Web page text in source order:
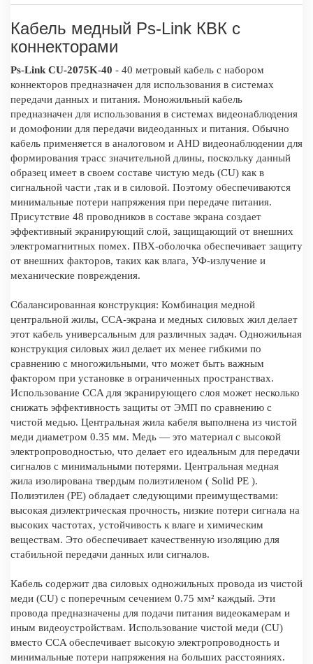
Кабель медный Ps-Link КВК с
коннекторами
Ps-Link CU-2075K-40 - 40 метровый кабель с набором
коннекторов предназначен для использования в системах
передачи данных и питания. Моножильный кабель
предназначен для использования в системах видеонаблюдения
и домофонии для передачи видеоданных и питания. Обычно
кабель применяется в аналоговом и AHD видеонаблюдении для
формирования трасс значительной длины, поскольку данный
образец имеет в своем составе чистую медь (CU) как в
сигнальной части ,так и в силовой. Поэтому обеспечиваются
минимальные потери напряжения при передаче питания.
Присутствие 48 проводников в составе экрана создает
эффективный экранирующий слой, защищающий от внешних
электромагнитных помех. ПВХ-оболочка обеспечивает защиту
от внешних факторов, таких как влага, УФ-излучение и
механические повреждения.
Сбалансированная конструкция: Комбинация медной
центральной жилы, CCA-экрана и медных силовых жил делает
этот кабель универсальным для различных задач. Одножильная
конструкция силовых жил делает их менее гибкими по
сравнению с многожильными, что может быть важным
фактором при установке в ограниченных пространствах.
Использование CCA для экранирующего слоя может несколько
снижать эффективность защиты от ЭМП по сравнению с
чистой медью. Центральная жила кабеля выполнена из чистой
меди диаметром 0.35 мм. Медь — это материал с высокой
электропроводностью, что делает его идеальным для передачи
сигналов с минимальными потерями. Центральная медная
жила изолирована твердым полиэтиленом ( Solid PE ).
Полиэтилен (PE) обладает следующими преимуществами:
высокая диэлектрическая прочность, низкие потери сигнала на
высоких частотах, устойчивость к влаге и химическим
веществам. Это обеспечивает качественную изоляцию для
стабильной передачи данных или сигналов.
Кабель содержит два силовых одножильных провода из чистой
меди (CU) с поперечным сечением 0.75 мм² каждый. Эти
провода предназначены для подачи питания видеокамерам и
иным видеоустройствам. Использование чистой меди (CU)
вместо CCA обеспечивает высокую электропроводность и
минимальные потери напряжения на больших расстояниях.